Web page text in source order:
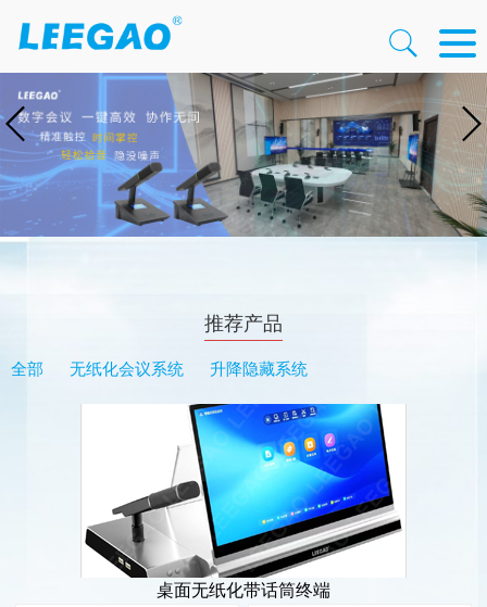
推荐产品
全部 无纸化会议系统 升降隐藏系统
桌面无纸化带话筒终端